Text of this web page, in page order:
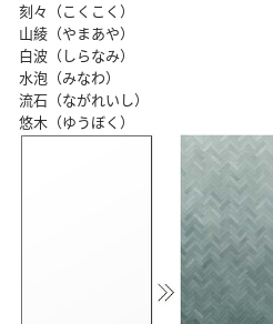
刻々（こくこく）
山綾（やまあや）
白波（しらなみ）
水泡（みなわ）
流石（ながれいし）
悠木（ゆうぼく）